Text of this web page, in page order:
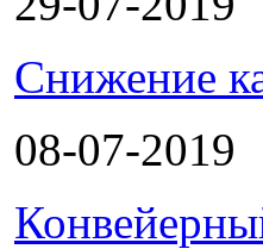
Снижение
08-07-2019